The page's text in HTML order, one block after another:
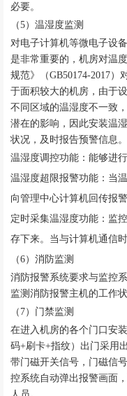
必要。
（5）温湿度监测
对电子计算机等微电子设
是非常重要的，机房对温
规范》（GB50174-2017
于面积较大的机房，由于
不同区域的温湿度不一致
潜在的影响，因此安装温
状况，及时报告预警信息。
温湿度调控功能：能够进
温湿度超限报警功能：当
向管理中心计算机回传报警
定时采集温湿度功能：监
存下来。当与计算机通信
（6）消防监测
消防报警系统要求与监控
监测消防报警主机的工作状
（ 7）门禁监测
在进入机房的各个门口安
码+刷卡+指纹）出门采用
带门磁开关信号，门磁信
控系统自动弹出报警画面